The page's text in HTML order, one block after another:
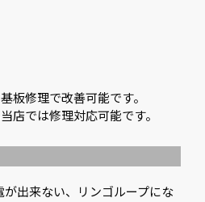
板修理で改善可能です。
店では修理対応可能です。
出来ない、リンゴループにな